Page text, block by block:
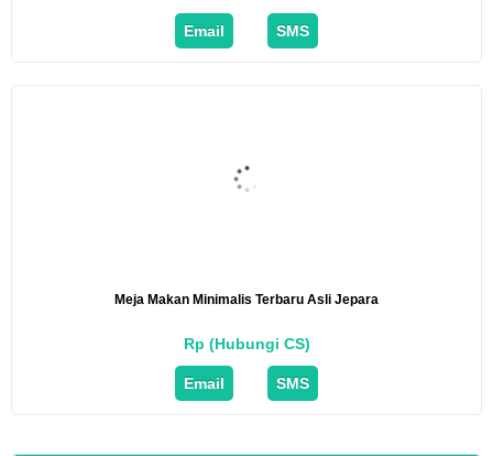
Email SMS
Meja Makan Minimalis Terbaru Asli Jepara
Rp (Hubungi CS)
Email SMS